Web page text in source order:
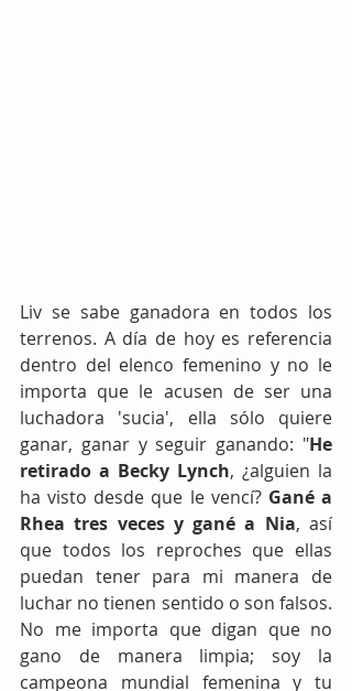
Liv se sabe ganadora en todos los
terrenos. A día de hoy es referencia
dentro del elenco femenino y no le
importa que le acusen de ser una
luchadora 'sucia', ella sólo quiere
ganar, ganar y seguir ganando: "He
retirado a Becky Lynch, ¿alguien la
ha visto desde que le vencí? Gané a
Rhea tres veces y gané a Nia, así
que todos los reproches que ellas
puedan tener para mi manera de
luchar no tienen sentido o son falsos.
No me importa que digan que no
gano de manera limpia; soy la
campeona mundial femenina y tu